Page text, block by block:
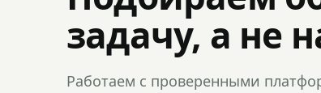
задачу, а не
Работаем с проверенными